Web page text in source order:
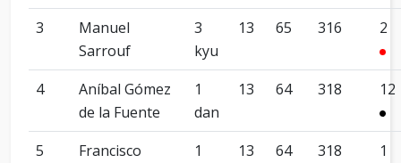
3
Manuel
Sarrouf
3
kyu
13 65 316 2
4
Aníbal Gómez
de la Fuente
1
dan
13 64 318 12
5
Francisco
1
13 64 318 1